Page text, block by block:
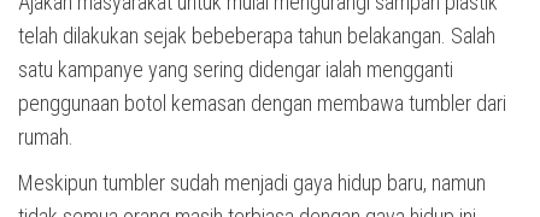
telah dilakukan sejak bebeberapa tahun belakangan. Salah
satu kampanye yang sering didengar ialah mengganti
penggunaan botol kemasan dengan membawa tumbler dari
rumah.
Meskipun tumbler sudah menjadi gaya hidup baru, namun